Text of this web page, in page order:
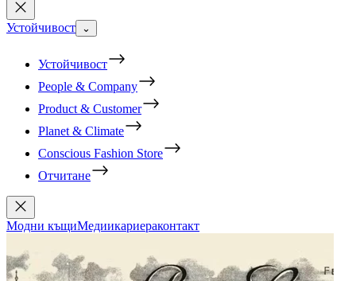
Устойчивост ⌄
Устойчивост
People & Company
Product & Customer
Planet & Climate
Conscious Fashion Store
Отчитане
Модни къщиМедиикариераконтакт